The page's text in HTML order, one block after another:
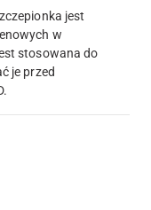
jest
w
stosowana do
je przed